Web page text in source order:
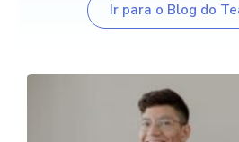
Ir para o Blog do